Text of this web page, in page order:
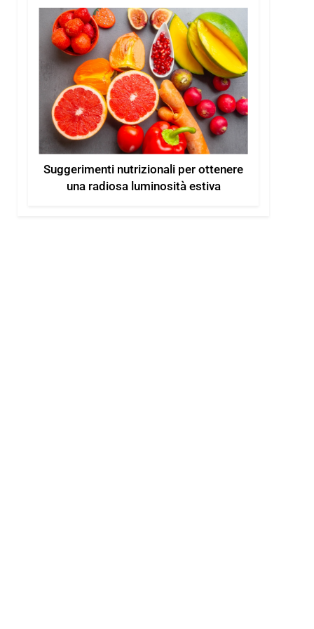
Suggerimenti nutrizionali per ottenere
una radiosa luminosità estiva